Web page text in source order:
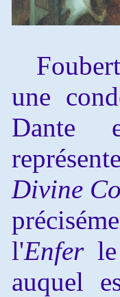
une
Dante
Divine
l'Enferle
auquel